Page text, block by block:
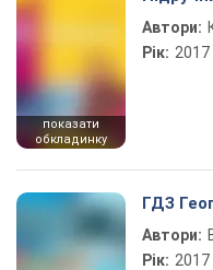
показати
обкладинку
Автори:
Рік: 2017
ГДЗ
Автори:
Рік: 2017